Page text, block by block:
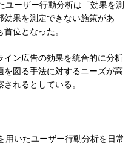
ユーザー行動分析は「効果を測
効果を測定できない施策があ
位となった。
ン広告の効果を統合的に分析
を図る手法に対するニーズが高
れるとしている。
用いたユーザー行動分析を日常